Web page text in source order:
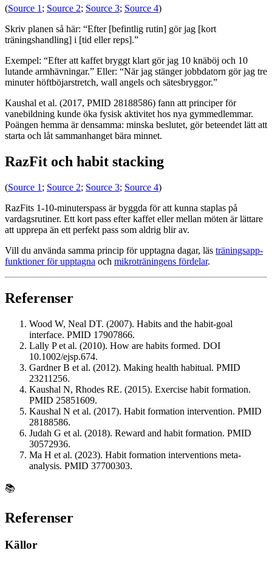
(Source 1 ; Source 2; Source 3; Source 4)
Skriv planen så här: “Efter [befintlig rutin] gör jag [kort
träningshandling] i [tid eller reps].”
Exempel: “Efter att kaffet bryggt klart gör jag 10 knäböj och 10
lutande armhävningar.” Eller: “När jag stänger jobbdatorn gör jag tre
minuter höftböjarstretch, wall angels och sätesbryggor.”
Kaushal et al. (2017, PMID 28188586) fann att principer för
vanebildning kunde öka fysisk aktivitet hos nya gymmedlemmar.
Poängen hemma är densamma: minska beslutet, gör beteendet lätt att
starta och låt sammanhanget bära minnet.
RazFit och habit stacking
(Source 1 ; Source 2; Source 3; Source 4)
RazFits 1-10-minuterspass är byggda för att kunna staplas på
vardagsrutiner. Ett kort pass efter kaffet eller mellan möten är lättare
att upprepa än ett perfekt pass som aldrig blir av.
Vill du använda samma princip för upptagna dagar, läs träningsapp-
funktioner för upptagna och mikroträningens fördelar.
Referenser
Wood W, Neal DT. (2007). Habits and the habit-goal
interface. PMID 17907866.
Lally P et al. (2010). How are habits formed. DOI
10.1002/ejsp.674.
Gardner B et al. (2012). Making health habitual. PMID
23211256.
Kaushal N, Rhodes RE. (2015). Exercise habit formation.
PMID 25851609.
Kaushal N et al. (2017). Habit formation intervention. PMID
28188586.
Judah G et al. (2018). Reward and habit formation. PMID
30572936.
Ma H et al. (2023). Habit formation interventions meta-
analysis. PMID 37700303.
📚
Referenser
Källor